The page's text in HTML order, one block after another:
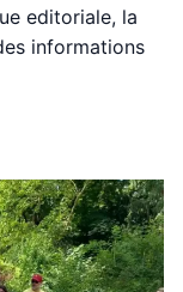
editoriale, la
informations